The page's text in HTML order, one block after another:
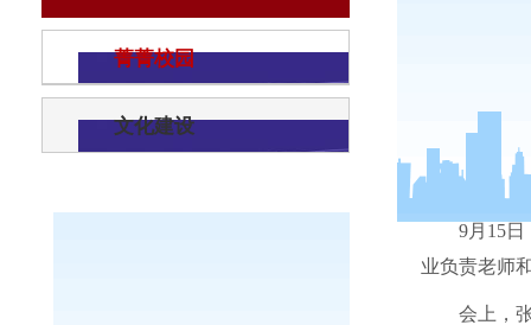
菁菁校园
文化建设
9月 15日
业负责老师
会上，